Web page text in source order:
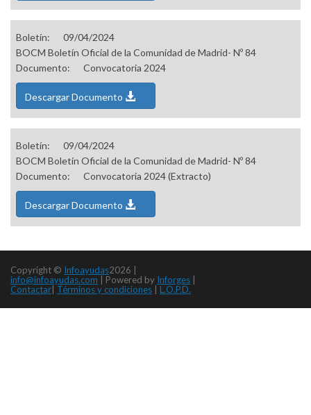
Boletín:
09/04/2024
BOCM Boletín Oficial de la Comunidad de Madrid- Nº 84
Documento:
Convocatoria 2024
Descargar Documento
Boletín:
09/04/2024
BOCM Boletín Oficial de la Comunidad de Madrid- Nº 84
Documento:
Convocatoria 2024 (Extracto)
Descargar Documento
Copyright © Infoayudas2026 |
info@infoayudas.com
Powered by Inforges
Contactar Términos y condiciones L.O.P.D.